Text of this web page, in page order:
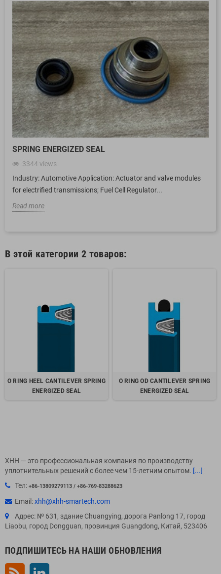
SPRING ENERGIZED SEAL
3344views
Industry: Automotive Application: Actuator and valve modules
for electrified transmissions; Fuel Cell Regulator...
Read more
В этой категории 2 товаров:
O RING HEEL CANTILEVER SPRING
ENERGIZED SEAL
O RING OD CANTILEVER SPRING
ENERGIZED SEAL
XHH — это профессиональная компания по производству
уплотнительных решений с более чем 15-летним опытом. [...]
Тел: +86-13809279113 / +86-769-83288623
Email:xhh@xhh-smartech.com
Адрес: № 631, здание Chuangying, дорога Panlong 17, город
Liaobu, город Dongguan, провинция Guangdong, Китай, 523406
ПОДПИШИТЕСЬ НА НАШИ ОБНОВЛЕНИЯ
Rss